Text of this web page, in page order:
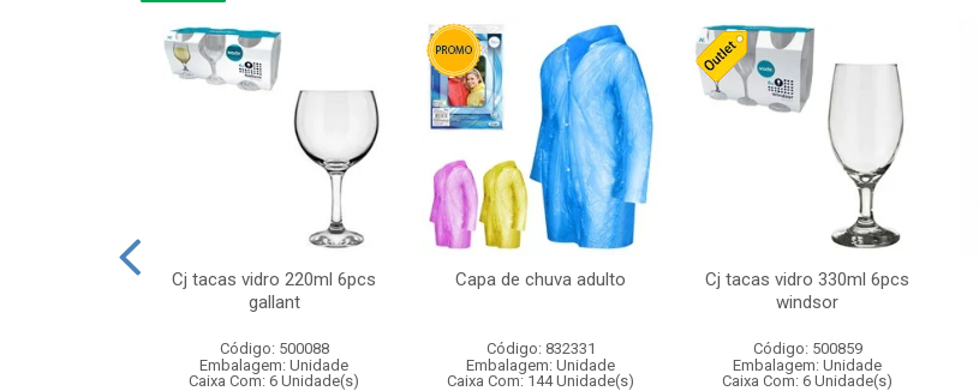
Cj tacas vidro 220ml 6pcs
gallant
Código: 500088
Embalagem: Unidade
Caixa Com: 6 Unidade(s)
Capa de chuva adulto
Código: 832331
Embalagem: Unidade
Caixa Com: 144 Unidade(s)
Cj tacas vidro 330ml 6pcs
windsor
Código: 500859
Embalagem: Unidade
Caixa Com: 6 Unidade(s)